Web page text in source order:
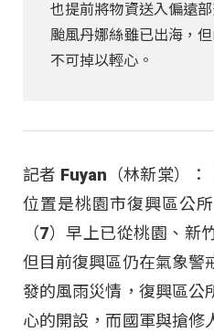
也提前將物資送入偏遠
颱風丹娜絲雖已出海，
不可掉以輕心。
記者 Fuyan（林新棠）
位置是桃園市復興區公
（7）早上已從桃園、新
但目前復興區仍在氣象警
發的風雨災情，復興區公
心的開設，而國軍與搶修